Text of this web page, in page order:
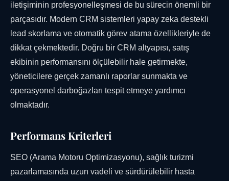
iletişiminin profesyonelleşmesi de bu sürecin önemli bir
parçasıdır. Modern CRM sistemleri yapay zeka destekli
lead skorlama ve otomatik görev atama özellikleriyle de
dikkat çekmektedir. Doğru bir CRM altyapısı, satış
ekibinin performansını ölçülebilir hale getirmekte,
yöneticilere gerçek zamanlı raporlar sunmakta ve
operasyonel darboğazları tespit etmeye yardımcı
olmaktadır.
Performans Kriterleri
SEO (Arama Motoru Optimizasyonu), sağlık turizmi
pazarlamasında uzun vadeli ve sürdürülebilir hasta